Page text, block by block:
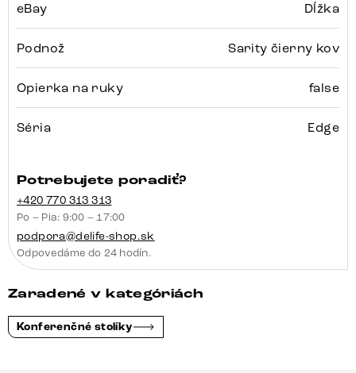
eBay Dĺžka
Podnož Sarity čierny kov
Opierka na ruky false
Séria Edge
Potrebujete poradiť?
+420 770 313 313
Po – Pia: 9:00 – 17:00
podpora@delife-shop.sk
Odpovedáme do 24 hodín.
Zaradené v kategóriách
Konferenčné stolíky